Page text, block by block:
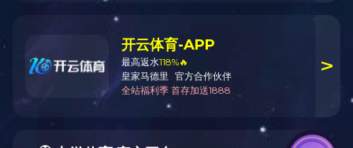
8＃金属闭口链
用途：